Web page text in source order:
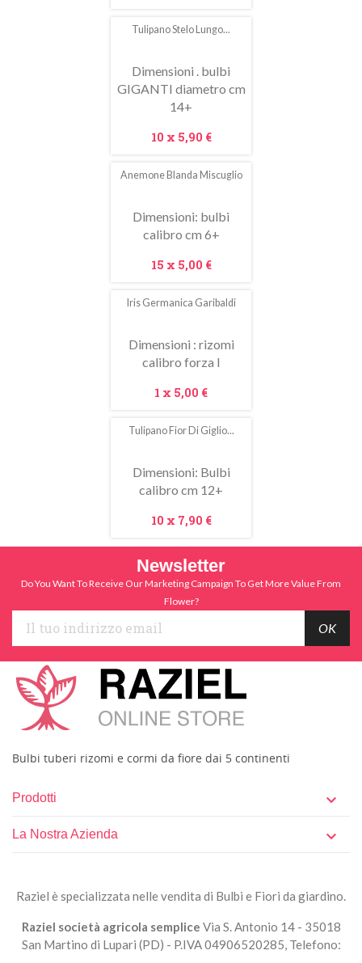
Tulipano Stelo Lungo...
Dimensioni . bulbi
GIGANTI diametro cm
14+
Prezzo
10 x 5,90 €
Anemone Blanda Miscuglio
Dimensioni: bulbi
calibro cm 6+
Prezzo
15 x 5,00 €
Iris Germanica Garibaldi
Dimensioni : rizomi
calibro forza I
Prezzo
1 x 5,00 €
Tulipano Fior Di Giglio...
Dimensioni: Bulbi
calibro cm 12+
Prezzo
10 x 7,90 €
Newsletter
Do You Want To Receive Our Marketing Campaign To Get More Value From
Flower?
Bulbi tuberi rizomi e cormi da fiore dai 5 continenti
Prodotti 
La Nostra Azienda 
Raziel è specializzata nelle vendita di Bulbi e Fiori da giardino.
Raziel società agricola semplice Via S. Antonio 14 - 35018
San Martino di Lupari (PD) - P.IVA 04906520285, Telefono: